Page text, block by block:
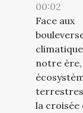
00:02
Face aux
notre ère,
la croisée